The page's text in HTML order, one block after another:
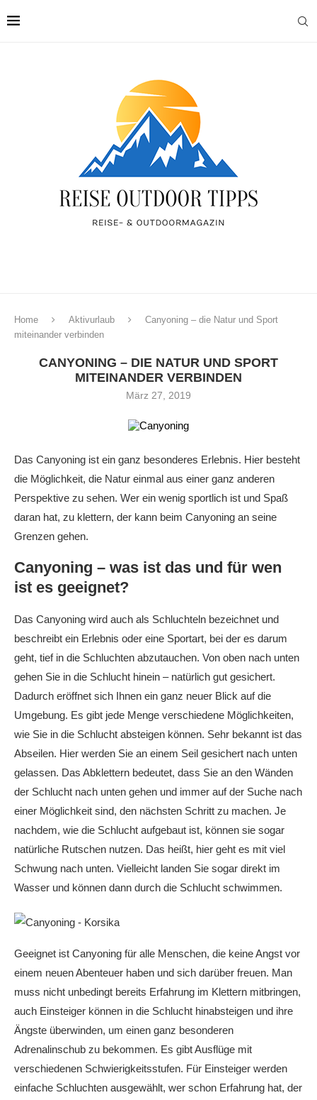
Home Aktivurlaub
Canyoning – die Natur und Sport
miteinander verbinden
CANYONING – DIE NATUR UND SPORT
MITEINANDER VERBINDEN
März 27, 2019
Das Canyoning ist ein ganz besonderes Erlebnis. Hier besteht
die Möglichkeit, die Natur einmal aus einer ganz anderen
Perspektive zu sehen. Wer ein wenig sportlich ist und Spaß
daran hat, zu klettern, der kann beim Canyoning an seine
Grenzen gehen.
Canyoning – was ist das und für wen
ist es geeignet?
Das Canyoning wird auch als Schluchteln bezeichnet und
beschreibt ein Erlebnis oder eine Sportart, bei der es darum
geht, tief in die Schluchten abzutauchen. Von oben nach unten
gehen Sie in die Schlucht hinein – natürlich gut gesichert.
Dadurch eröffnet sich Ihnen ein ganz neuer Blick auf die
Umgebung. Es gibt jede Menge verschiedene Möglichkeiten,
wie Sie in die Schlucht absteigen können. Sehr bekannt ist das
Abseilen. Hier werden Sie an einem Seil gesichert nach unten
gelassen. Das Abklettern bedeutet, dass Sie an den Wänden
der Schlucht nach unten gehen und immer auf der Suche nach
einer Möglichkeit sind, den nächsten Schritt zu machen. Je
nachdem, wie die Schlucht aufgebaut ist, können sie sogar
natürliche Rutschen nutzen. Das heißt, hier geht es mit viel
Schwung nach unten. Vielleicht landen Sie sogar direkt im
Wasser und können dann durch die Schlucht schwimmen.
Geeignet ist Canyoning für alle Menschen, die keine Angst vor
einem neuen Abenteuer haben und sich darüber freuen. Man
muss nicht unbedingt bereits Erfahrung im Klettern mitbringen,
auch Einsteiger können in die Schlucht hinabsteigen und ihre
Ängste überwinden, um einen ganz besonderen
Adrenalinschub zu bekommen. Es gibt Ausflüge mit
verschiedenen Schwierigkeitsstufen. Für Einsteiger werden
einfache Schluchten ausgewählt, wer schon Erfahrung hat, der